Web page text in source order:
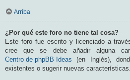
Arriba
¿Por qué este foro no tiene tal cosa?
Este foro fue escrito y licenciado a
cree que se debe añadir alguna
Centro de phpBB Ideas (en Inglés),
existentes o sugerir nuevas características.